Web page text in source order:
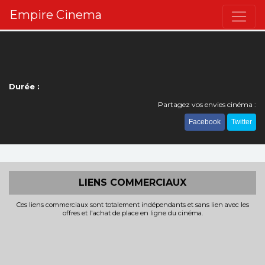
Empire Cinema
Durée :
Partagez vos envies cinéma :
Facebook Twitter
LIENS COMMERCIAUX
Ces liens commerciaux sont totalement indépendants et sans lien avec les
offres et l'achat de place en ligne du cinéma.